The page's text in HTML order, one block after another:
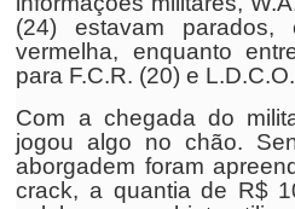
(24) estavam parados,
vermelha, enquanto
para F.C.R. (20) e
Com a chegada do
jogou algo no chão.
aborgadem foram
crack, a quantia de R$